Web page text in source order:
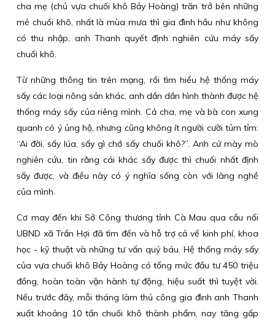
cha mẹ (chủ vựa chuối khô Bảy Hoàng) trăn trở bên những
mẻ chuối khô, nhất là mùa mưa thì gia đình hầu như không
có thu nhập, anh Thanh quyết định nghiên cứu máy sấy
chuối khô.
Từ những thông tin trên mạng, rồi tìm hiểu hệ thống máy
sấy các loại nông sản khác, anh dần dần hình thành được hệ
thống máy sấy của riêng mình. Cả cha, mẹ và bà con xung
quanh có ý ủng hộ, nhưng cũng không ít người cười tủm tỉm:
“Ai đời, sấy lúa, sấy gì chớ sấy chuối khô?”. Anh cứ mày mò
nghiên cứu, tin rằng cái khác sấy được thì chuối nhất định
sấy được, và điều này có ý nghĩa sống còn với làng nghề
của mình.
Cơ may đến khi Sở Công thương tỉnh Cà Mau qua cầu nối
UBND xã Trần Hợi đã tìm đến và hỗ trợ cả về kinh phí, khoa
học - kỹ thuật và những tư vấn quý báu. Hệ thống máy sấy
của vựa chuối khô Bảy Hoàng có tổng mức đầu tư 450 triệu
đồng, hoàn toàn vận hành tự động, hiệu suất thì tuyệt vời.
Nếu trước đây, mỗi tháng làm thủ công gia đình anh Thanh
xuất khoảng 10 tấn chuối khô thành phẩm, nay tăng gấp